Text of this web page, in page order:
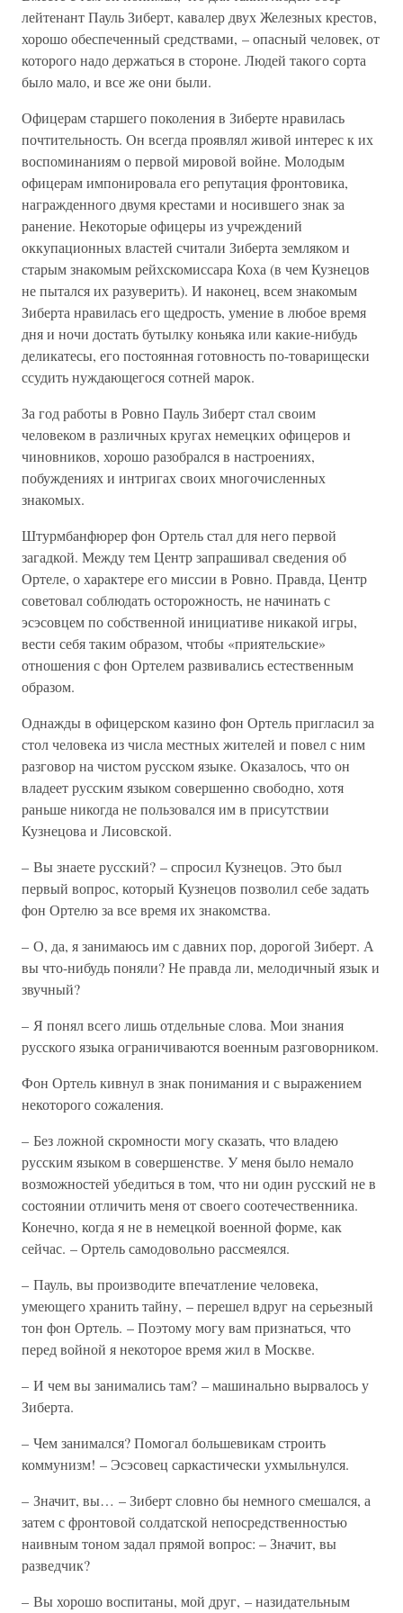
лейтенант Пауль Зиберт, кавалер двух Железных крестов,
хорошо обеспеченный средствами, – опасный человек, от
которого надо держаться в стороне. Людей такого сорта
было мало, и все же они были.
Офицерам старшего поколения в Зиберте нравилась
почтительность. Он всегда проявлял живой интерес к их
воспоминаниям о первой мировой войне. Молодым
офицерам импонировала его репутация фронтовика,
награжденного двумя крестами и носившего знак за
ранение. Некоторые офицеры из учреждений
оккупационных властей считали Зиберта земляком и
старым знакомым рейхскомиссара Коха (в чем Кузнецов
не пытался их разуверить). И наконец, всем знакомым
Зиберта нравилась его щедрость, умение в любое время
дня и ночи достать бутылку коньяка или какие-нибудь
деликатесы, его постоянная готовность по-товарищески
ссудить нуждающегося сотней марок.
За год работы в Ровно Пауль Зиберт стал своим
человеком в различных кругах немецких офицеров и
чиновников, хорошо разобрался в настроениях,
побуждениях и интригах своих многочисленных
знакомых.
Штурмбанфюрер фон Ортель стал для него первой
загадкой. Между тем Центр запрашивал сведения об
Ортеле, о характере его миссии в Ровно. Правда, Центр
советовал соблюдать осторожность, не начинать с
эсэсовцем по собственной инициативе никакой игры,
вести себя таким образом, чтобы «приятельские»
отношения с фон Ортелем развивались естественным
образом.
Однажды в офицерском казино фон Ортель пригласил за
стол человека из числа местных жителей и повел с ним
разговор на чистом русском языке. Оказалось, что он
владеет русским языком совершенно свободно, хотя
раньше никогда не пользовался им в присутствии
Кузнецова и Лисовской.
– Вы знаете русский? – спросил Кузнецов. Это был
первый вопрос, который Кузнецов позволил себе задать
фон Ортелю за все время их знакомства.
– О, да, я занимаюсь им с давних пор, дорогой Зиберт. А
вы что-нибудь поняли? Не правда ли, мелодичный язык и
звучный?
– Я понял всего лишь отдельные слова. Мои знания
русского языка ограничиваются военным разговорником.
Фон Ортель кивнул в знак понимания и с выражением
некоторого сожаления.
– Без ложной скромности могу сказать, что владею
русским языком в совершенстве. У меня было немало
возможностей убедиться в том, что ни один русский не в
состоянии отличить меня от своего соотечественника.
Конечно, когда я не в немецкой военной форме, как
сейчас. – Ортель самодовольно рассмеялся.
– Пауль, вы производите впечатление человека,
умеющего хранить тайну, – перешел вдруг на серьезный
тон фон Ортель. – Поэтому могу вам признаться, что
перед войной я некоторое время жил в Москве.
– И чем вы занимались там? – машинально вырвалось у
Зиберта.
– Чем занимался? Помогал большевикам строить
коммунизм! – Эсэсовец саркастически ухмыльнулся.
– Значит, вы… – Зиберт словно бы немного смешался, а
затем с фронтовой солдатской непосредственностью
наивным тоном задал прямой вопрос: – Значит, вы
разведчик?
– Вы хорошо воспитаны, мой друг, – назидательным